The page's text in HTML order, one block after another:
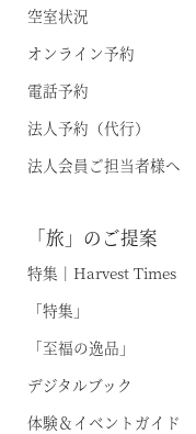
東北・北関東
那須
鬼怒川
空室状況
オンライン予約
電話予約
法人予約（代行）
法人会員ご担当者様へ
「旅」のご提案
特集｜Harvest Times
「特集」
「至福の逸品」
デジタルブック
体験＆イベントガイド